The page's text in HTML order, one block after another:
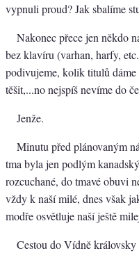
vypnuli proud? Jak sbalíme
Nakonec přece jen někdo
bez klavíru (varhan, harfy,
podivujeme, kolik titulů dáme
těšit,...no nejspíš nevíme do
Jenže.
Minutu před plánovaným
tma byla jen podlým
rozcuchané, do tmavé obuvi
vždy k naší milé, dnes však
modře osvětluje naší ještě
Cestou do Vídně